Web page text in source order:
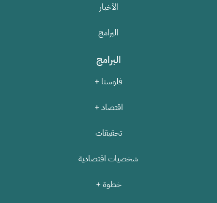
الأخبار
البرامج
البرامج
فلوسنا +
اقتصاد +
تحقيقات
شخصيات اقتصادية
خطوة +